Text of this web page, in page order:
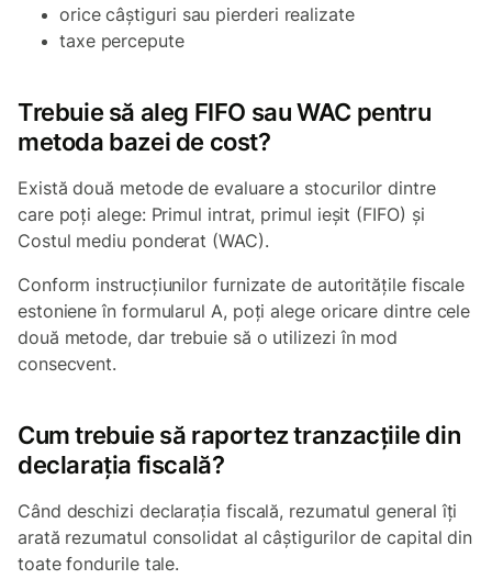
orice câștiguri sau pierderi realizate
taxe percepute
Trebuie să aleg FIFO sau WAC pentru
metoda bazei de cost?
Există două metode de evaluare a stocurilor dintre
care poți alege: Primul intrat, primul ieșit (FIFO) și
Costul mediu ponderat (WAC).
Conform instrucțiunilor furnizate de autoritățile fiscale
estoniene în formularul A, poți alege oricare dintre cele
două metode, dar trebuie să o utilizezi în mod
consecvent.
Cum trebuie să raportez tranzacțiile din
declarația fiscală?
Când deschizi declarația fiscală, rezumatul general îți
arată rezumatul consolidat al câștigurilor de capital din
toate fondurile tale.